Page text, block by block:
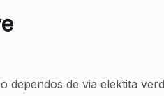
dependos de via elektita